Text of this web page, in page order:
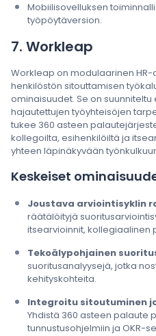
Mobiilisovelluksen
työpöytäversion.
7. Workleap
Workleap on modulaarinen HR-
henkilöstön sitouttamisen
ominaisuudet. Se on
hajautettujen työyhteisöjen
tukee 360 asteen
kollegoilta, esihenkilöiltä ja
yhteen läpinäkyvään
Keskeiset
Joustava arviointisyklin
räätälöityjä
itsearvioinnit, kollegiaalinen
Tekoälypohjainen
suoritusanalyysejä, jotka
kehityskohteita.
Integroitu sitoutuminen
Yhdistä 360 asteen palaute
tunnustusohjelmiin ja OKR-